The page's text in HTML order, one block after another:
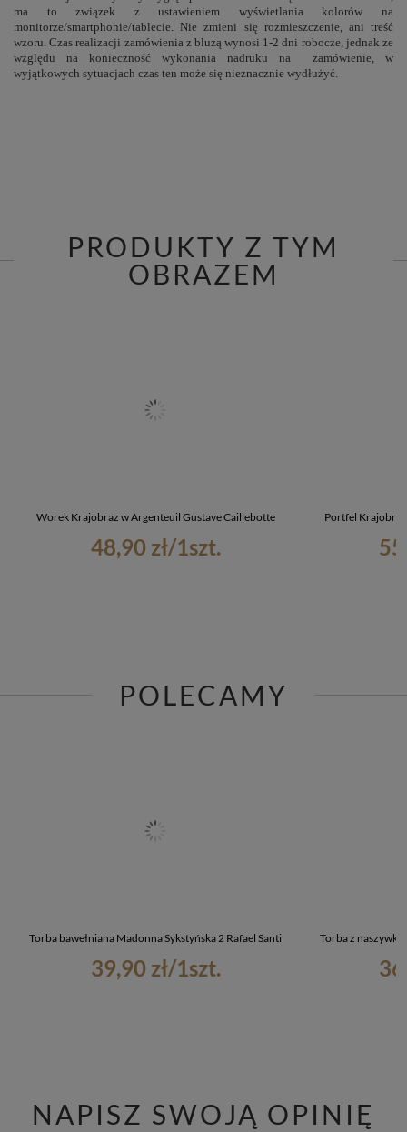
ma to związek z ustawieniem wyświetlania kolorów na
monitorze/smartphonie/tablecie. Nie zmieni się rozmieszczenie, ani treść
wzoru. Czas realizacji zamówienia z bluzą wynosi 1-2 dni robocze, jednak ze
względu na konieczność wykonania nadruku na zamówienie, w
wyjątkowych sytuacjach czas ten może się nieznacznie wydłużyć.
PRODUKTY Z TYM
OBRAZEM
Worek Krajobraz w Argenteuil Gustave Caillebotte
48,90 zł/1szt.
Portfel
POLECAMY
Torba bawełniana Madonna Sykstyńska 2 Rafael Santi
39,90 zł/1szt.
Torba z
NAPISZ SWOJĄ OPINIĘ